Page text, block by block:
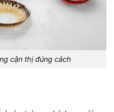
cận thị đúng cách